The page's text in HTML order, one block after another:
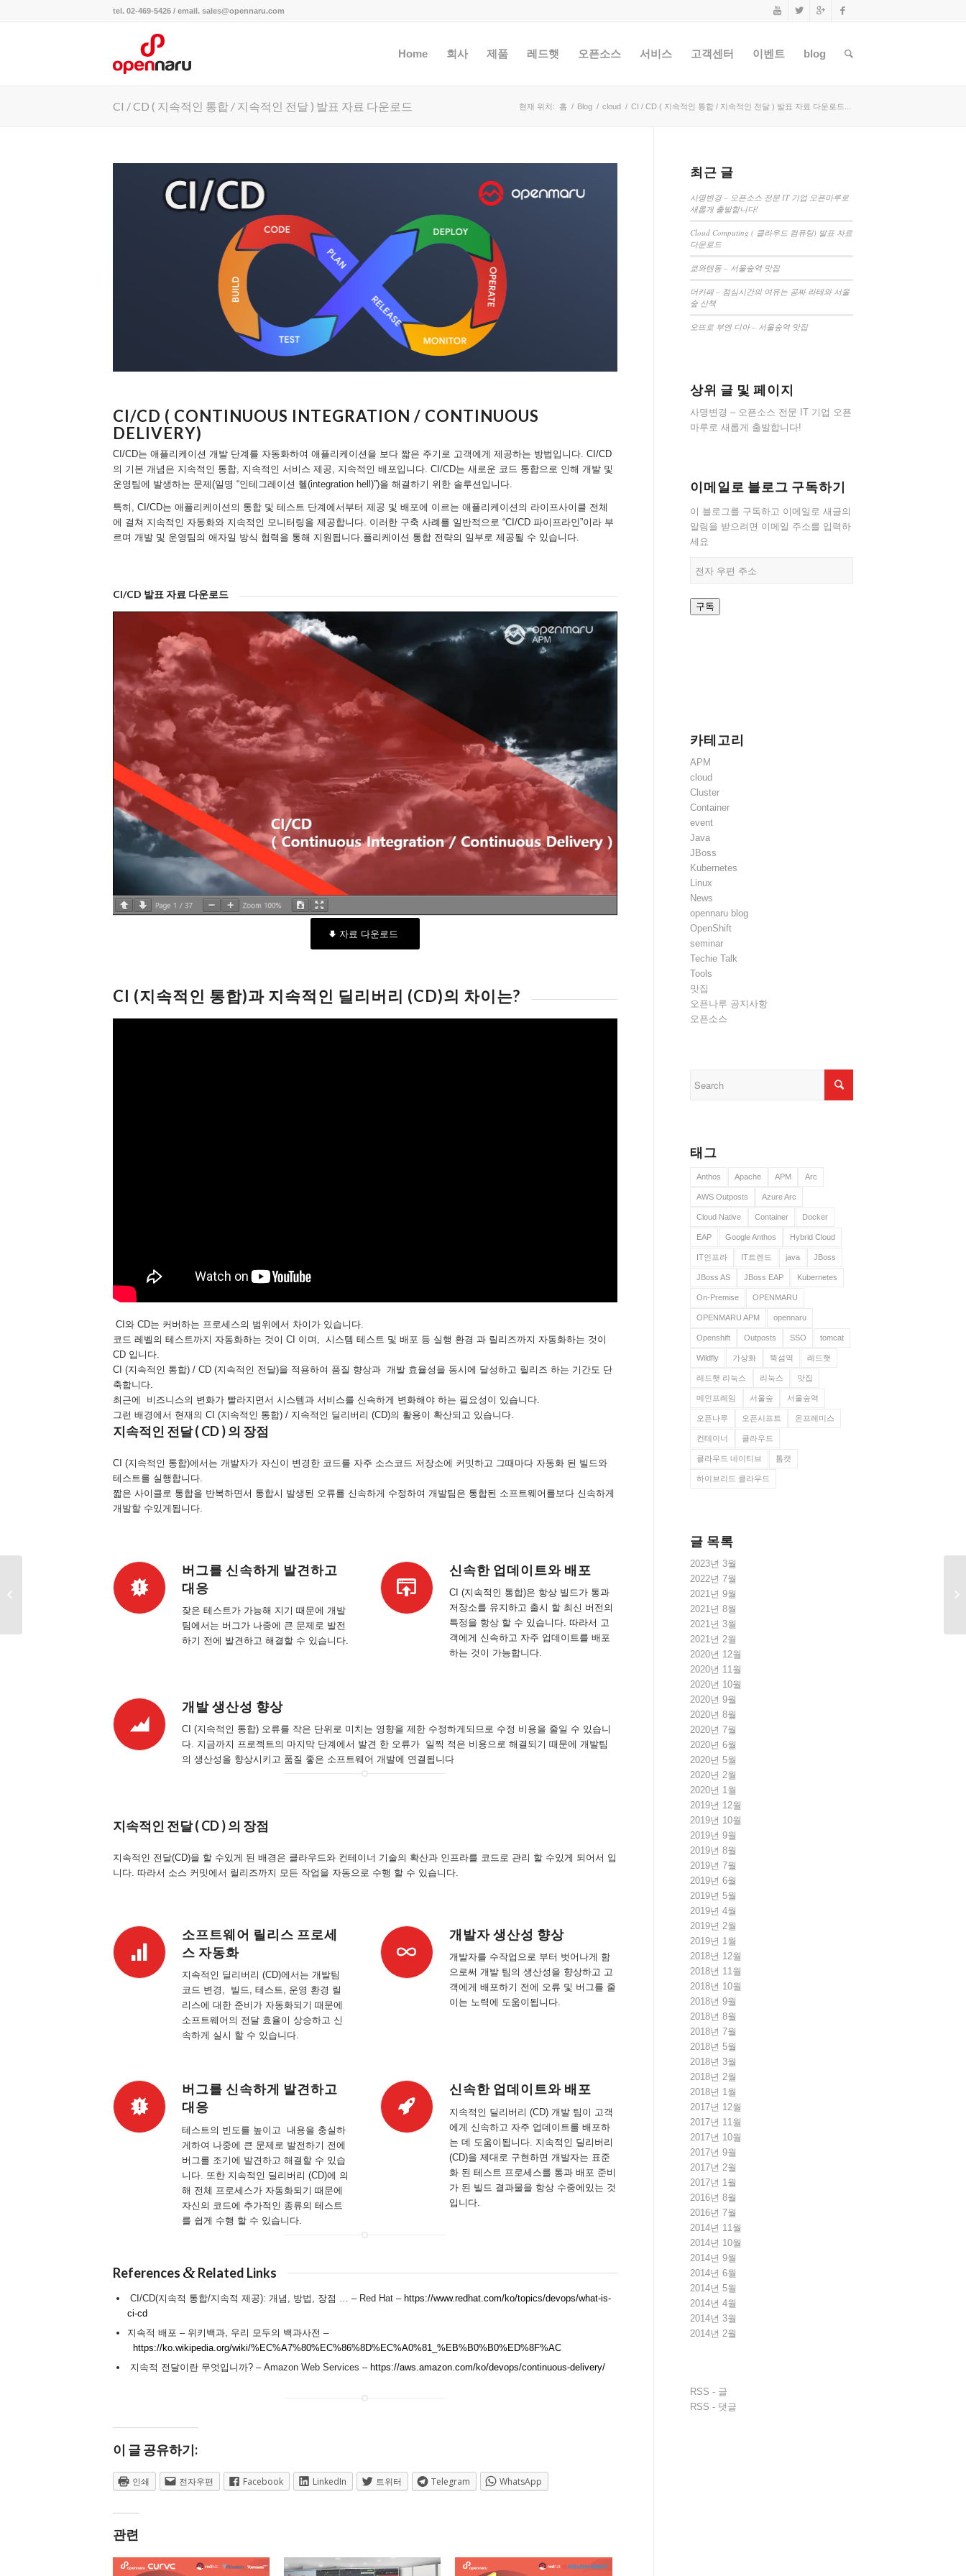
tel. 02-469-5426 / email. sales@opennaru.com
Home 회사 제품 레드햇 오픈소스 서비스 고객센터 이벤트 blog
CI / CD ( 지속적인 통합 / 지속적인 전달 ) 발표 자료 다운로드 현재 위치: 홈 / Blog / cloud / CI / CD ( 지속적인 통합 / 지속적인 전달 ) 발표 자료 다운로드...
CI/CD ( CONTINUOUS INTEGRATION / CONTINUOUS
DELIVERY)
CI/CD는 애플리케이션 개발 단계를 자동화하여 애플리케이션을 보다 짧은 주기로 고객에게 제공하는 방법입니다. CI/CD
의 기본 개념은 지속적인 통합, 지속적인 서비스 제공, 지속적인 배포입니다. CI/CD는 새로운 코드 통합으로 인해 개발 및
운영팀에 발생하는 문제(일명 “인테그레이션 헬(integration hell)”)을 해결하기 위한 솔루션입니다.
특히, CI/CD는 애플리케이션의 통합 및 테스트 단계에서부터 제공 및 배포에 이르는 애플리케이션의 라이프사이클 전체
에 걸쳐 지속적인 자동화와 지속적인 모니터링을 제공합니다. 이러한 구축 사례를 일반적으로 “CI/CD 파이프라인”이라 부
르며 개발 및 운영팀의 애자일 방식 협력을 통해 지원됩니다.플리케이션 통합 전략의 일부로 제공될 수 있습니다.
CI/CD 발표 자료 다운로드
자료 다운로드
CI (지속적인 통합)과 지속적인 딜리버리 (CD)의 차이는?
CI와 CD는 커버하는 프로세스의 범위에서 차이가 있습니다.
코드 레벨의 테스트까지 자동화하는 것이 CI 이며, 시스템 테스트 및 배포 등 실행 환경 과 릴리즈까지 자동화하는 것이
CD 입니다.
CI (지속적인 통합) / CD (지속적인 전달)을 적용하여 품질 향상과 개발 효율성을 동시에 달성하고 릴리즈 하는 기간도 단
축합니다.
최근에 비즈니스의 변화가 빨라지면서 시스템과 서비스를 신속하게 변화해야 하는 필요성이 있습니다.
그런 배경에서 현재의 CI (지속적인 통합) / 지속적인 딜리버리 (CD)의 활용이 확산되고 있습니다.
지속적인 전달 ( CD ) 의 장점
CI (지속적인 통합)에서는 개발자가 자신이 변경한 코드를 자주 소스코드 저장소에 커밋하고 그때마다 자동화 된 빌드와
테스트를 실행합니다.
짧은 사이클로 통합을 반복하면서 통합시 발생된 오류를 신속하게 수정하여 개발팀은 통합된 소프트웨어를보다 신속하게
개발할 수있게됩니다.
버그를 신속하게 발견하고
대응
잦은 테스트가 가능해 지기 때문에 개발
팀에서는 버그가 나중에 큰 문제로 발전
하기 전에 발견하고 해결할 수 있습니다.
신속한 업데이트와 배포
CI (지속적인 통합)은 항상 빌드가 통과
저장소를 유지하고 출시 할 최신 버전의
특정을 항상 할 수 있습니다. 따라서 고
객에게 신속하고 자주 업데이트를 배포
하는 것이 가능합니다.
개발 생산성 향상
CI (지속적인 통합) 오류를 작은 단위로 미치는 영향을 제한 수정하게되므로 수정 비용을 줄일 수 있습니
다. 지금까지 프로젝트의 마지막 단계에서 발견 한 오류가 일찍 적은 비용으로 해결되기 때문에 개발팀
의 생산성을 향상시키고 품질 좋은 소프트웨어 개발에 연결됩니다
지속적인 전달 ( CD ) 의 장점
지속적인 전달(CD)을 할 수있게 된 배경은 클라우드와 컨테이너 기술의 확산과 인프라를 코드로 관리 할 수있게 되어서 입
니다. 따라서 소스 커밋에서 릴리즈까지 모든 작업을 자동으로 수행 할 수 있습니다.
소프트웨어 릴리스 프로세
스 자동화
지속적인 딜리버리 (CD)에서는 개발팀
코드 변경, 빌드, 테스트, 운영 환경 릴
리스에 대한 준비가 자동화되기 때문에
소프트웨어의 전달 효율이 상승하고 신
속하게 실시 할 수 있습니다.
개발자 생산성 향상
개발자를 수작업으로 부터 벗어나게 함
으로써 개발 팀의 생산성을 향상하고 고
객에게 배포하기 전에 오류 및 버그를 줄
이는 노력에 도움이됩니다.
버그를 신속하게 발견하고
대응
테스트의 빈도를 높이고 내용을 충실하
게하여 나중에 큰 문제로 발전하기 전에
버그를 조기에 발견하고 해결할 수 있습
니다. 또한 지속적인 딜리버리 (CD)에 의
해 전체 프로세스가 자동화되기 때문에
자신의 코드에 추가적인 종류의 테스트
를 쉽게 수행 할 수 있습니다.
신속한 업데이트와 배포
지속적인 딜리버리 (CD) 개발 팀이 고객
에게 신속하고 자주 업데이트를 배포하
는 데 도움이됩니다. 지속적인 딜리버리
(CD)을 제대로 구현하면 개발자는 표준
화 된 테스트 프로세스를 통과 배포 준비
가 된 빌드 결과물을 항상 수중에있는 것
입니다.
References &Related Links
CI/CD(지속적 통합/지속적 제공): 개념, 방법, 장점 … – Red Hat – https://www.redhat.com/ko/topics/devops/what-is-
ci-cd
지속적 배포 – 위키백과, 우리 모두의 백과사전 –
https://ko.wikipedia.org/wiki/%EC%A7%80%EC%86%8D%EC%A0%81_%EB%B0%B0%ED%8F%AC
지속적 전달이란 무엇입니까? – Amazon Web Services – https://aws.amazon.com/ko/devops/continuous-delivery/
이 글 공유하기:
인쇄 전자우편 Facebook LinkedIn 트위터 Telegram WhatsApp
관련
최근 글
사명변경 – 오픈소스 전문 IT 기업 오픈마루로
새롭게 출발합니다!
Cloud Computing ( 클라우드 컴퓨팅) 발표 자료
다운로드
쿄와텐동 – 서울숲역 맛집
더카페 – 점심시간의 여유는 공짜 라테와 서울
숲 산책
오뜨로 부엔 디아 – 서울숲역 맛집
상위 글 및 페이지
사명변경 – 오픈소스 전문 IT 기업 오픈
마루로 새롭게 출발합니다!
이메일로 블로그 구독하기
이 블로그를 구독하고 이메일로 새글의
알림을 받으려면 이메일 주소를 입력하
세요
자
편구독
카테고리
APM
cloud
Cluster
Container
event
Java
JBoss
Kubernetes
Linux
News
opennaru blog
OpenShift
seminar
Techie Talk
Tools
맛집
오픈나루 공지사항
오픈소스
태그
Anthos Apache APM Arc
AWS Outposts Azure Arc
Cloud Native Container Docker
EAP Google Anthos Hybrid Cloud
IT인프라 IT트렌드 java JBoss
JBoss AS JBoss EAP Kubernetes
On-Premise OPENMARU
OPENMARU APM opennaru
Openshift Outposts SSO tomcat
Wildfly 가상화 뚝섬역 레드햇
레드햇 리눅스 리눅스 맛집
메인프레임 서울숲 서울숲역
오픈나루 오픈시프트 온프레미스
컨테이너 클라우드
클라우드 네이티브 톰캣
하이브리드 클라우드
글 목록
2023년 3월
2022년 7월
2021년 9월
2021년 8월
2021년 3월
2021년 2월
2020년 12월
2020년 11월
2020년 10월
2020년 9월
2020년 8월
2020년 7월
2020년 6월
2020년 5월
2020년 2월
2020년 1월
2019년 12월
2019년 10월
2019년 9월
2019년 8월
2019년 7월
2019년 6월
2019년 5월
2019년 4월
2019년 2월
2019년 1월
2018년 12월
2018년 11월
2018년 10월
2018년 9월
2018년 8월
2018년 7월
2018년 5월
2018년 3월
2018년 2월
2018년 1월
2017년 12월
2017년 11월
2017년 10월
2017년 9월
2017년 2월
2017년 1월
2016년 8월
2016년 7월
2014년 11월
2014년 10월
2014년 9월
2014년 6월
2014년 5월
2014년 4월
2014년 3월
2014년 2월
RSS - 글
RSS - 댓글
Container Technology )